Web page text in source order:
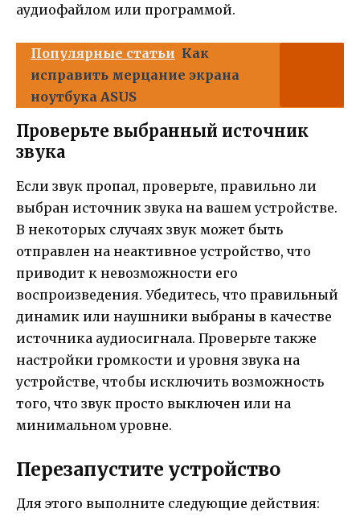
аудиофайлом или программой.
Популярные статьи Как
исправить мерцание экрана
ноутбука ASUS
Проверьте выбранный источник
звука
Если звук пропал, проверьте, правильно ли
выбран источник звука на вашем устройстве.
В некоторых случаях звук может быть
отправлен на неактивное устройство, что
приводит к невозможности его
воспроизведения. Убедитесь, что правильный
динамик или наушники выбраны в качестве
источника аудиосигнала. Проверьте также
настройки громкости и уровня звука на
устройстве, чтобы исключить возможность
того, что звук просто выключен или на
минимальном уровне.
Перезапустите устройство
Для этого выполните следующие действия: